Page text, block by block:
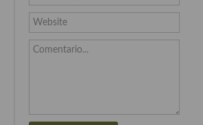
Cocina Gallega
Cocina Madrileña
Cocina Riojana
Website
Comentario...